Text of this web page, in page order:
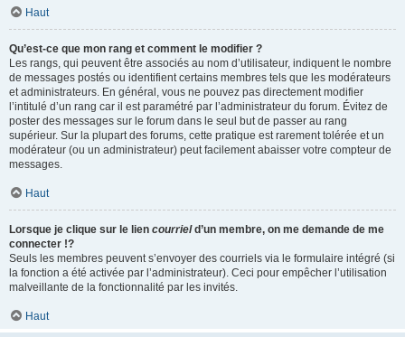
Haut
Qu’est-ce que mon rang et comment le modifier ?
Les rangs, qui peuvent être associés au nom d’utilisateur, indiquent le nombre
de messages postés ou identifient certains membres tels que les modérateurs
et administrateurs. En général, vous ne pouvez pas directement modifier
l’intitulé d’un rang car il est paramétré par l’administrateur du forum. Évitez de
poster des messages sur le forum dans le seul but de passer au rang
supérieur. Sur la plupart des forums, cette pratique est rarement tolérée et un
modérateur (ou un administrateur) peut facilement abaisser votre compteur de
messages.
Haut
Lorsque je clique sur le lien courrield’un membre, on me demande de me
connecter !?
Seuls les membres peuvent s’envoyer des courriels via le formulaire intégré (si
la fonction a été activée par l’administrateur). Ceci pour empêcher l’utilisation
malveillante de la fonctionnalité par les invités.
Haut